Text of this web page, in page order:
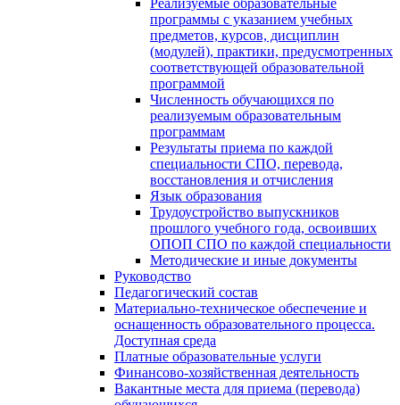
Реализуемые образовательные
программы с указанием учебных
предметов, курсов, дисциплин
(модулей), практики, предусмотренных
соответствующей образовательной
программой
Численность обучающихся по
реализуемым образовательным
программам
Результаты приема по каждой
специальности СПО, перевода,
восстановления и отчисления
Язык образования
Трудоустройство выпускников
прошлого учебного года, освоивших
ОПОП СПО по каждой специальности
Методические и иные документы
Руководство
Педагогический состав
Материально-техническое обеспечение и
оснащенность образовательного процесса.
Доступная среда
Платные образовательные услуги
Финансово-хозяйственная деятельность
Вакантные места для приема (перевода)